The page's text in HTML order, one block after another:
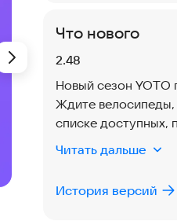
Что нового
Версия:
2.48
Новый сезон YOTO
Ждите
списке доступных,
обновления и
уровня LEGEND.
YOTO yangi
Читать дальше
История версий